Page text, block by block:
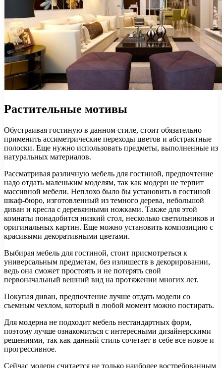
Растительные мотивы
Обустраивая гостиную в данном стиле, стоит обязательно
применить ассиметрические переходы цветов и абстрактные
полоски. Еще нужно использовать предметы, выполненные из
натуральных материалов.
Рассматривая различную мебель для гостиной, предпочтение
надо отдать маленьким моделям, так как модерн не терпит
массивной мебели. Неплохо было бы установить в гостиной
шкаф-бюро, изготовленный из темного дерева, небольшой
диван и кресла с деревянными ножками. Также для этой
комнаты понадобится низкий стол, несколько светильников и
оригинальных картин. Еще можно установить композицию с
красивыми декоративными цветами.
Выбирая мебель для гостиной, стоит присмотреться к
универсальным предметам, без излишеств в декорировании,
ведь она сможет простоять и не потерять свой
первоначальный вешний вид на протяжении многих лет.
Покупая диван, предпочтение лучше отдать модели со
съемным чехлом, который в любой момент можно постирать.
Для модерна не подходит мебель нестандартных форм,
поэтому лучше ознакомиться с интересными дизайнерскими
решениями, так как данный стиль сочетает в себе все новое и
прогрессивное.
Сейчас модерн считается не только наиболее востребованным